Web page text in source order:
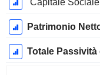
Capitale
Patrimonio
Totale